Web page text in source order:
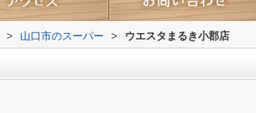
> 山口市のスーパー > ウエスタまるき小郡店